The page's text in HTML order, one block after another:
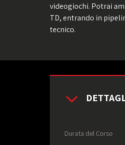
videogiochi. Potrai
TD, entrando in
tecnico.
Durata del Corso